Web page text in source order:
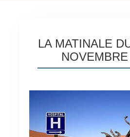
LA MATINALE